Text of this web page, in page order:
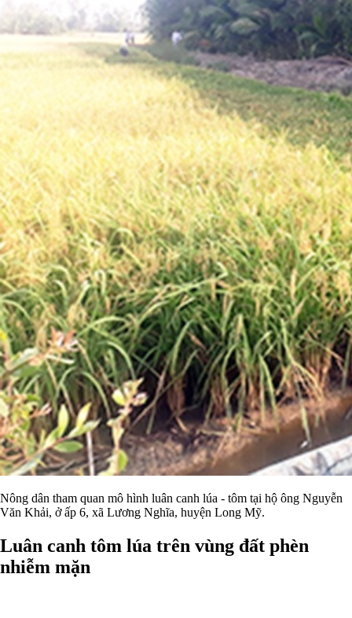
Nông dân tham quan mô hình luân canh lúa - tôm tại hộ ông Nguyễn
Văn Khải, ở ấp 6, xã Lương Nghĩa, huyện Long Mỹ.
Luân canh tôm lúa trên vùng đất phèn
nhiễm mặn